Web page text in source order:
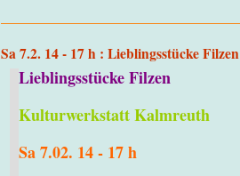
Sa 7.2. 14 - 17 h : Lieblingsstücke Filzen
Lieblingsstücke Filzen
Kulturwerkstatt Kalmreuth
Sa 7.02. 14 - 17 h